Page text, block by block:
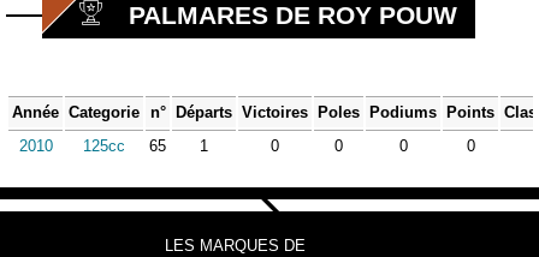
PALMARES DE ROY POUW
Année Categorie n° Départs Victoires Poles Podiums Points
2010
125cc 65 1 0 0 0 0
LES MARQUES DE